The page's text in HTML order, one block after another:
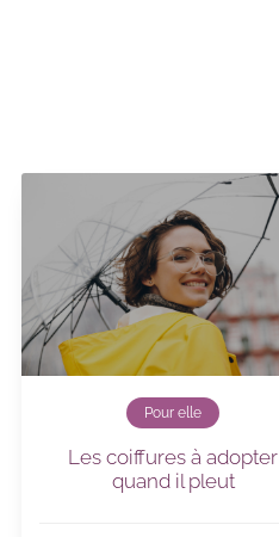
Pour elle
Les coiffures à adopter
quand il pleut